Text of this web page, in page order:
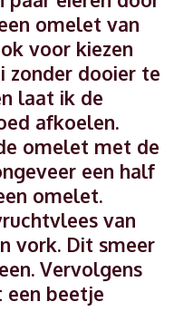
omelet van
voor kiezen
zonder dooier te
laat ik de
afkoelen.
omelet met de
een half
omelet.
van
vork. Dit smeer
Vervolgens
beetje